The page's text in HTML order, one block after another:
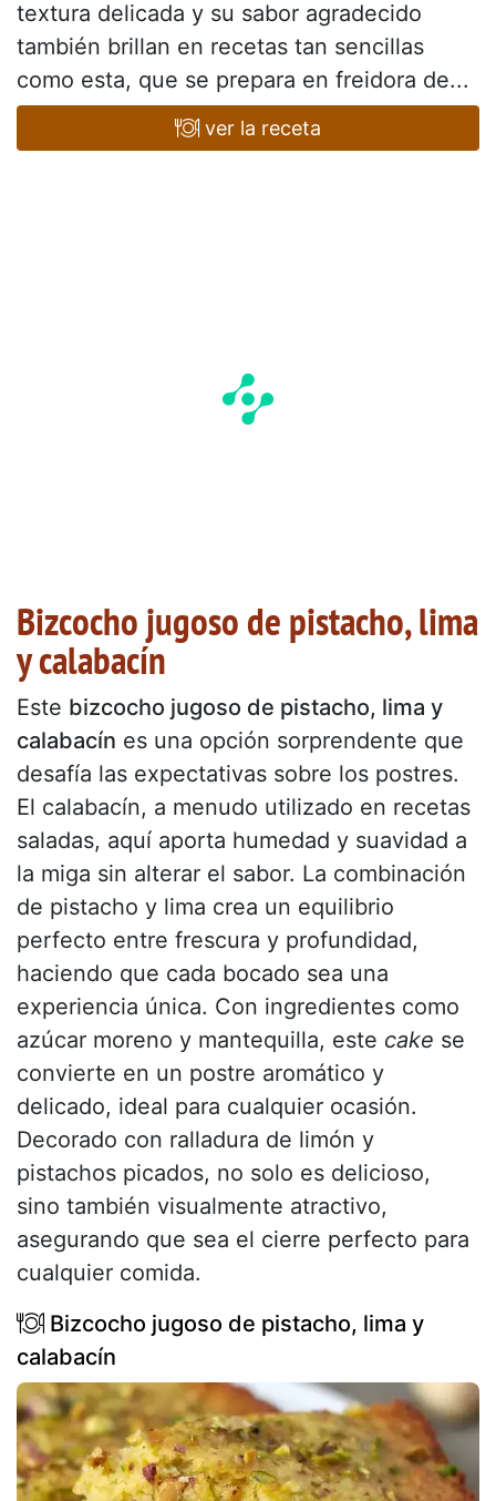
textura delicada y su sabor agradecido
también brillan en recetas tan sencillas
como esta, que se prepara en freidora de...
ver la receta
Bizcocho jugoso de pistacho, lima
y calabacín
Este bizcocho jugoso de pistacho, lima y
calabacín es una opción sorprendente que
desafía las expectativas sobre los postres.
El calabacín, a menudo utilizado en recetas
saladas, aquí aporta humedad y suavidad a
la miga sin alterar el sabor. La combinación
de pistacho y lima crea un equilibrio
perfecto entre frescura y profundidad,
haciendo que cada bocado sea una
experiencia única. Con ingredientes como
azúcar moreno y mantequilla, este cake se
convierte en un postre aromático y
delicado, ideal para cualquier ocasión.
Decorado con ralladura de limón y
pistachos picados, no solo es delicioso,
sino también visualmente atractivo,
asegurando que sea el cierre perfecto para
cualquier comida.
Bizcocho jugoso de pistacho, lima y
calabacín